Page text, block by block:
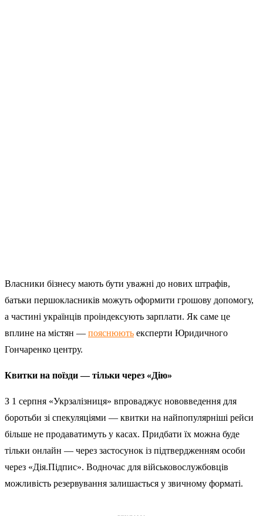
Власники бізнесу мають бути уважні до нових штрафів,
батьки першокласників можуть оформити грошову допомогу,
а частині українців проіндексують зарплати. Як саме це
вплине на містян — пояснюють експерти Юридичного
Гончаренко центру.
Квитки на поїзди — тільки через «Дію»
З 1 серпня «Укрзалізниця» впроваджує нововведення для
боротьби зі спекуляціями — квитки на найпопулярніші рейси
більше не продаватимуть у касах. Придбати їх можна буде
тільки онлайн — через застосунок із підтвердженням особи
через «Дія.Підпис». Водночас для військовослужбовців
можливість резервування залишається у звичному форматі.